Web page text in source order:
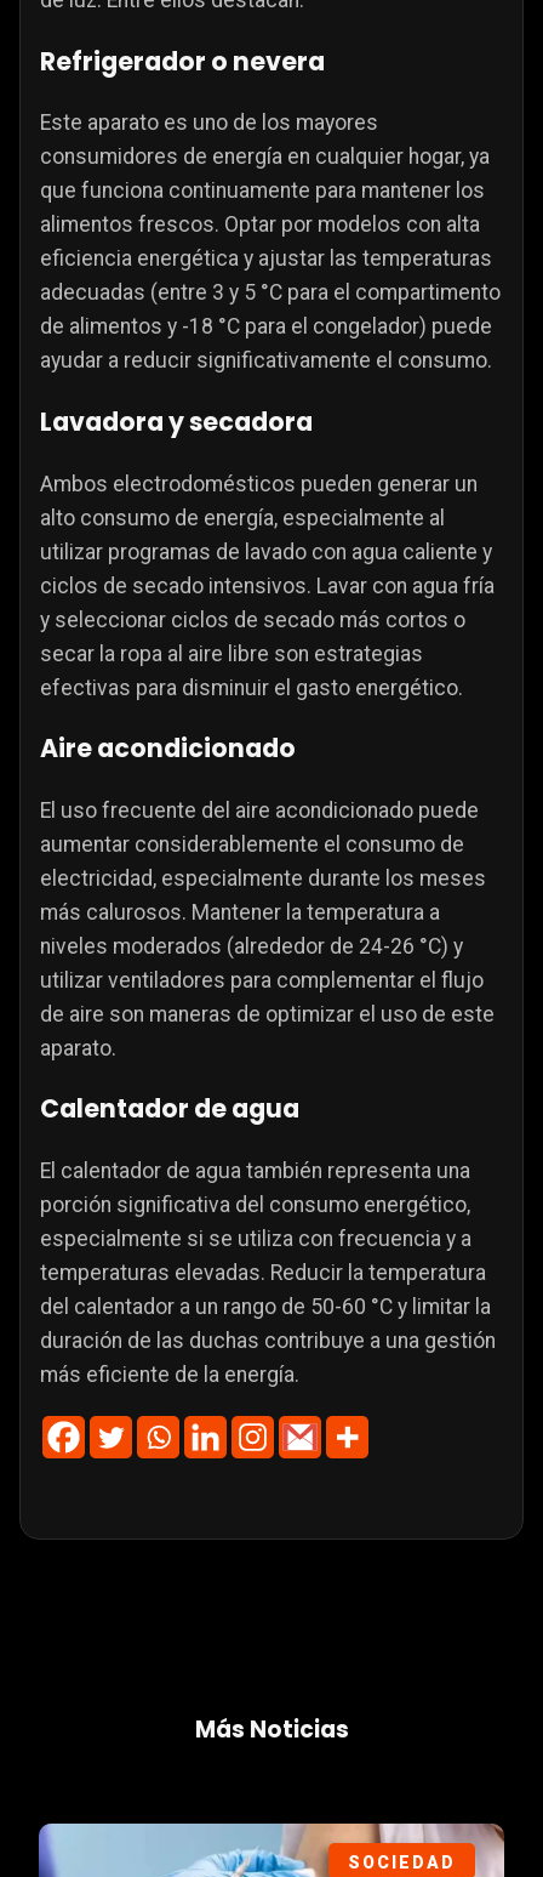
Refrigerador o nevera
Este aparato es uno de los mayores
consumidores de energía en cualquier hogar, ya
que funciona continuamente para mantener los
alimentos frescos. Optar por modelos con alta
eficiencia energética y ajustar las temperaturas
adecuadas (entre 3 y 5 °C para el compartimento
de alimentos y -18 °C para el congelador) puede
ayudar a reducir significativamente el consumo.
Lavadora y secadora
Ambos electrodomésticos pueden generar un
alto consumo de energía, especialmente al
utilizar programas de lavado con agua caliente y
ciclos de secado intensivos. Lavar con agua fría
y seleccionar ciclos de secado más cortos o
secar la ropa al aire libre son estrategias
efectivas para disminuir el gasto energético.
Aire acondicionado
El uso frecuente del aire acondicionado puede
aumentar considerablemente el consumo de
electricidad, especialmente durante los meses
más calurosos. Mantener la temperatura a
niveles moderados (alrededor de 24-26 °C) y
utilizar ventiladores para complementar el flujo
de aire son maneras de optimizar el uso de este
aparato.
Calentador de agua
El calentador de agua también representa una
porción significativa del consumo energético,
especialmente si se utiliza con frecuencia y a
temperaturas elevadas. Reducir la temperatura
del calentador a un rango de 50-60 °C y limitar la
duración de las duchas contribuye a una gestión
más eficiente de la energía.
Más Noticias
SOCIEDAD